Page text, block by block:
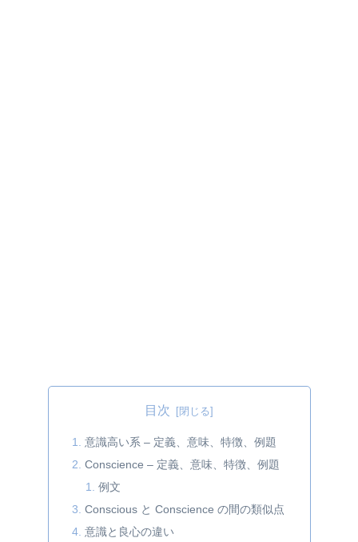
目次
意識高い系 – 定義、意味、特徴、例題
Conscience – 定義、意味、特徴、例題
例文
Conscious と Conscience の間の類似点
意識と良心の違い